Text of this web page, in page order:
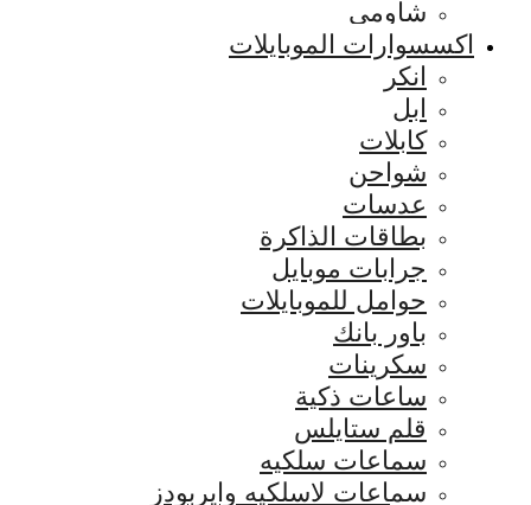
شاومي
اكسسوارات الموبايلات
انكر
ابل
كابلات
شواحن
عدسات
بطاقات الذاكرة
جرابات موبايل
حوامل للموبايلات
باور بانك
سكرينات
ساعات ذكية
قلم ستايلس
سماعات سلكيه
سماعات لاسلكيه وايربودز